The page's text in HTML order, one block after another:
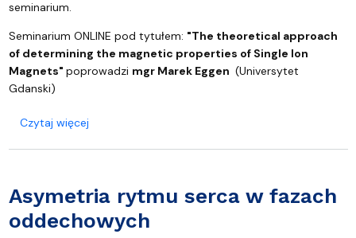
seminarium.
Seminarium ONLINE pod tytułem: "The theoretical approach
of determining the magnetic properties of Single Ion
Magnets" poprowadzi mgr Marek Eggen (Universytet
Gdanski)
Czytaj więcejo The theoretical approach of determining the
Asymetria rytmu serca w fazach
oddechowych